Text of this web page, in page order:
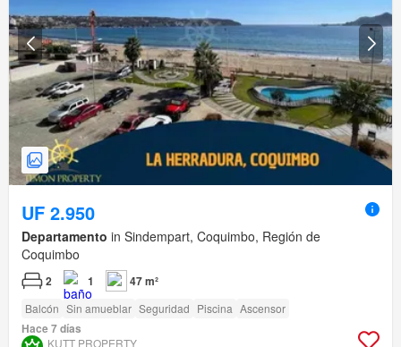
UF 2.950
Departamento in Sindempart, Coquimbo, Región de
Coquimbo
2 1 47 m²
Balcón Sin amueblar Seguridad Piscina Ascensor
Hace 7 días
KUTT PROPERTY